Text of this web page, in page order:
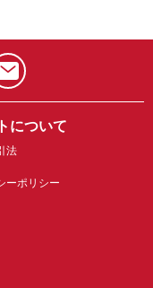
について
法
ーポリシー